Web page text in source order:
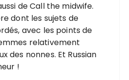
de Call the midwife.
dont les sujets de
avec les points de
relativement
des nonnes. Et Russian
!